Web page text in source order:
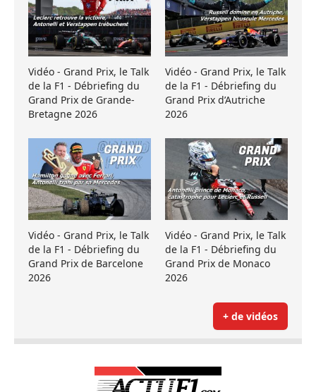
Vidéo - Grand Prix, le Talk
de la F1 - Débriefing du
Grand Prix de Grande-
Bretagne 2026
Vidéo - Grand Prix, le Talk
de la F1 - Débriefing du
Grand Prix d’Autriche
2026
Vidéo - Grand Prix, le Talk
de la F1 - Débriefing du
Grand Prix de Barcelone
2026
Vidéo - Grand Prix, le Talk
de la F1 - Débriefing du
Grand Prix de Monaco
2026
+ de vidéos